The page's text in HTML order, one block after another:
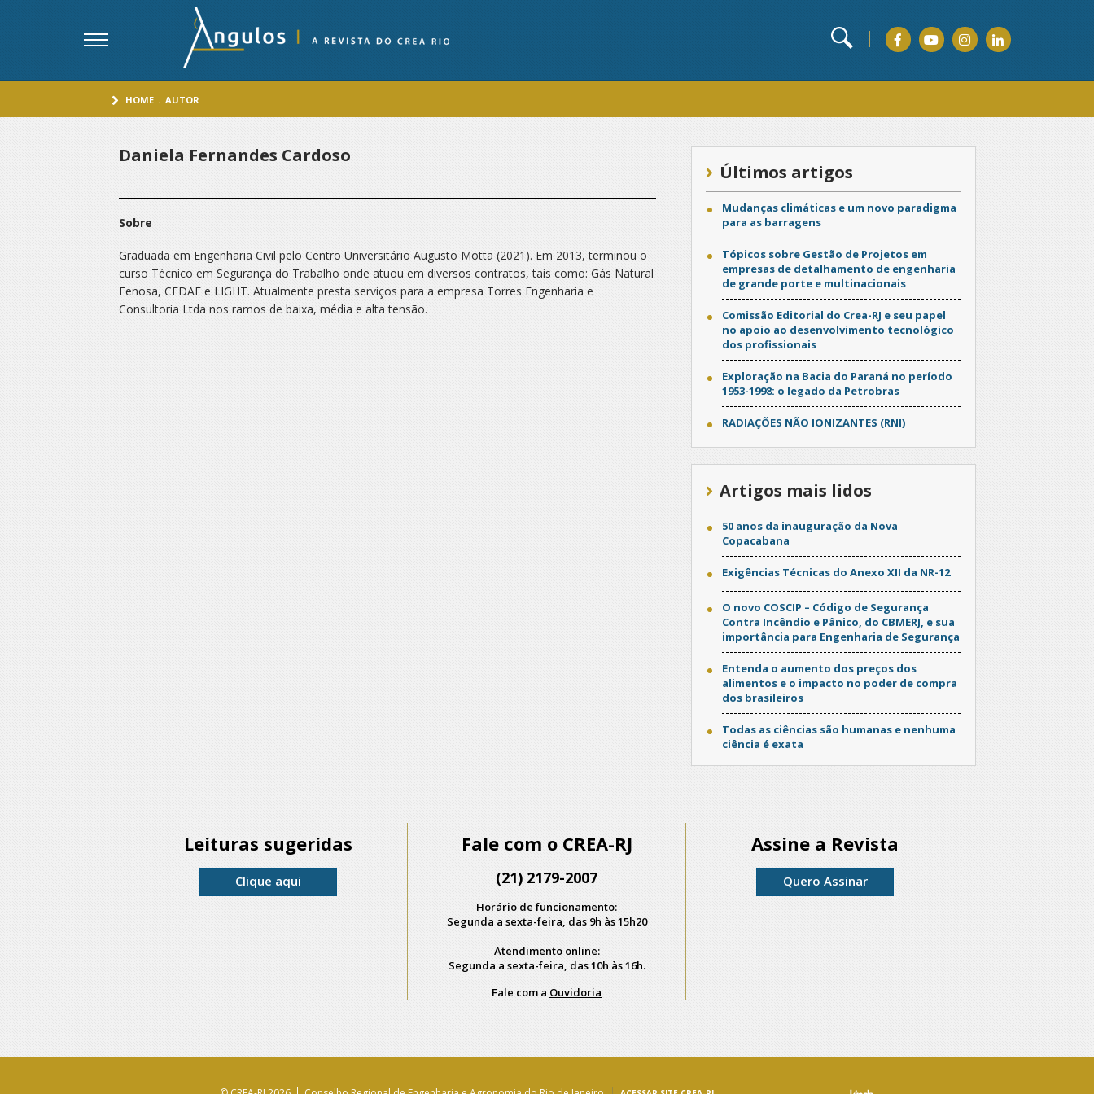
HOME . AUTOR
Daniela Fernandes Cardoso
Sobre
Graduada em Engenharia Civil pelo Centro Universitário Augusto Motta (2021). Em 2013, terminou o
curso Técnico em Segurança do Trabalho onde atuou em diversos contratos, tais como: Gás Natural
Fenosa, CEDAE e LIGHT. Atualmente presta serviços para a empresa Torres Engenharia e
Consultoria Ltda nos ramos de baixa, média e alta tensão.
Últimos artigos
Mudanças climáticas e um novo paradigma
para as barragens
Tópicos sobre Gestão de Projetos em
empresas de detalhamento de engenharia
de grande porte e multinacionais
Comissão Editorial do Crea-RJ e seu papel
no apoio ao desenvolvimento tecnológico
dos profissionais
Exploração na Bacia do Paraná no período
1953-1998: o legado da Petrobras
RADIAÇÕES NÃO IONIZANTES (RNI)
Artigos mais lidos
50 anos da inauguração da Nova
Copacabana
Exigências Técnicas do Anexo XII da NR-12
O novo COSCIP – Código de Segurança
Contra Incêndio e Pânico, do CBMERJ, e sua
importância para Engenharia de Segurança
Entenda o aumento dos preços dos
alimentos e o impacto no poder de compra
dos brasileiros
Todas as ciências são humanas e nenhuma
ciência é exata
Leituras sugeridas
Clique aqui
Fale com o CREA-RJ
(21) 2179-2007
Horário de funcionamento:
Segunda a sexta-feira, das 9h às 15h20
Atendimento online:
Segunda a sexta-feira, das 10h às 16h.
Fale com a Ouvidoria
Assine a Revista
Quero Assinar